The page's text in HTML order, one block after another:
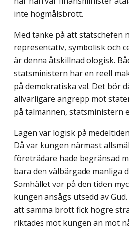
inte högmålsbrott.
Med tanke på att statschefen
representativ, symbolisk och
är denna åtskillnad ologisk.
statsministern har en reell
på demokratiska val. Det bör
allvarligare angrepp mot
på talmannen, statsministern
Lagen var logisk på
Då var kungen närmast
företrädare hade begränsad
bara den välbärgade manliga
Samhället var på den tiden
kungen ansågs utsedd av
att samma brott fick högre
riktades mot kungen än mot